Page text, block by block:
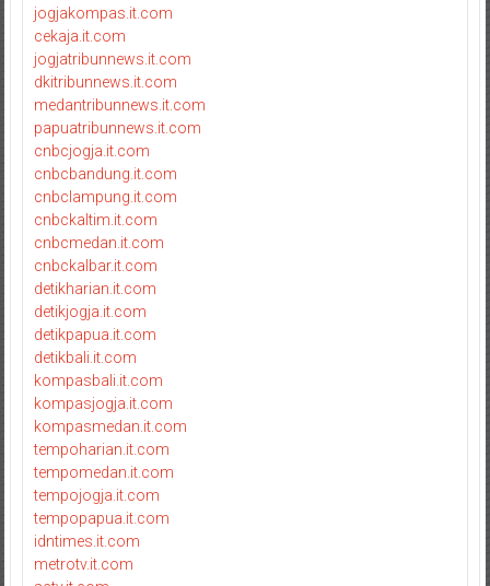
jogjakompas.it.com
cekaja.it.com
jogjatribunnews.it.com
dkitribunnews.it.com
medantribunnews.it.com
papuatribunnews.it.com
cnbcjogja.it.com
cnbcbandung.it.com
cnbclampung.it.com
cnbckaltim.it.com
cnbcmedan.it.com
cnbckalbar.it.com
detikharian.it.com
detikjogja.it.com
detikpapua.it.com
detikbali.it.com
kompasbali.it.com
kompasjogja.it.com
kompasmedan.it.com
tempoharian.it.com
tempomedan.it.com
tempojogja.it.com
tempopapua.it.com
idntimes.it.com
metrotv.it.com